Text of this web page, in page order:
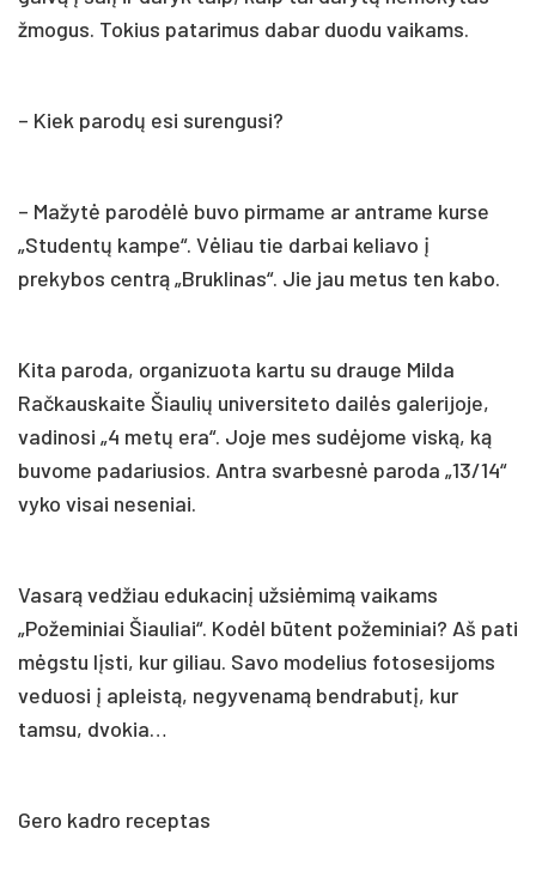
žmogus. Tokius patarimus dabar duodu vaikams.
– Kiek parodų esi surengusi?
– Mažytė parodėlė buvo pirmame ar antrame kurse
„Studentų kampe“. Vėliau tie darbai keliavo į
prekybos centrą „Bruklinas“. Jie jau metus ten kabo.
Kita paroda, organizuota kartu su drauge Milda
Račkauskaite Šiaulių universiteto dailės galerijoje,
vadinosi „4 metų era“. Joje mes sudėjome viską, ką
buvome padariusios. Antra svarbesnė paroda „13/14“
vyko visai neseniai.
Vasarą vedžiau edukacinį užsiėmimą vaikams
„Požeminiai Šiauliai“. Kodėl būtent požeminiai? Aš pati
mėgstu lįsti, kur giliau. Savo modelius fotosesijoms
veduosi į apleistą, negyvenamą bendrabutį, kur
tamsu, dvokia…
Gero kadro receptas